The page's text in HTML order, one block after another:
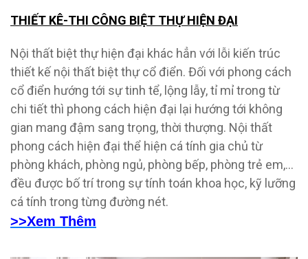
THIẾT KÊ-THI CÔNG BIỆT THỰ HIỆN ĐẠI
Nội thất biệt thự hiện đại khác hẳn với lỗi kiến trúc
thiết kế nội thất biệt thự cổ điển. Đối với phong cách
cổ điển hướng tới sự tinh tể, lộng lẫy, tỉ mỉ trong từ
chi tiết thì phong cách hiện đại lại hướng tới không
gian mang đậm sang trọng, thời thượng. Nội thất
phong cách hiện đại thể hiện cá tính gia chủ từ
phòng khách, phòng ngủ, phòng bếp, phòng trẻ em,…
đều được bố trí trong sự tính toán khoa học, kỹ lưỡng
cá tính trong từng đường nét.
>>Xem Thêm